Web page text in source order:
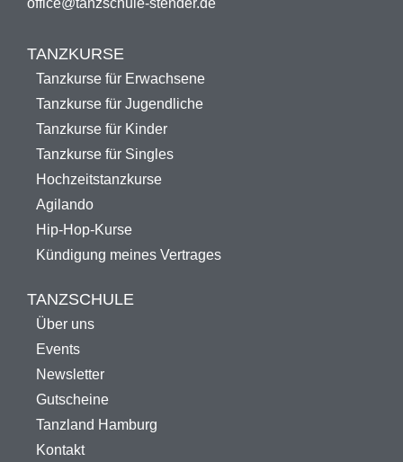
office@tanzschule-stender.de
TANZKURSE
Tanzkurse für Erwachsene
Tanzkurse für Jugendliche
Tanzkurse für Kinder
Tanzkurse für Singles
Hochzeitstanzkurse
Agilando
Hip-Hop-Kurse
Kündigung meines Vertrages
TANZSCHULE
Über uns
Events
Newsletter
Gutscheine
Tanzland Hamburg
Kontakt